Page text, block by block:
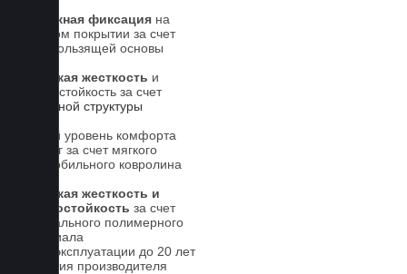
Надежная фиксация на
штатном покрытии за счет
антискользящей основы
Высокая жесткость и
износостойкость за счет
5-слойной структуры
Новый уровень комфорта
для ног за счет мягкого
автомобильного ковролина
Высокая жесткость и
износостойкость за счет
специального полимерного
материала
Срок эксплуатации до 20 лет
Гарантия производителя